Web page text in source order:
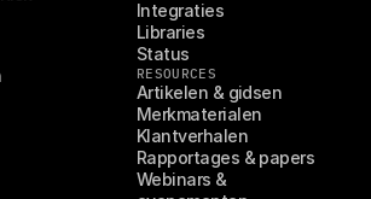
Integraties
Libraries
Status
RESOURCES
Artikelen & gidsen
Merkmaterialen
Klantverhalen
Rapportages & papers
Webinars &